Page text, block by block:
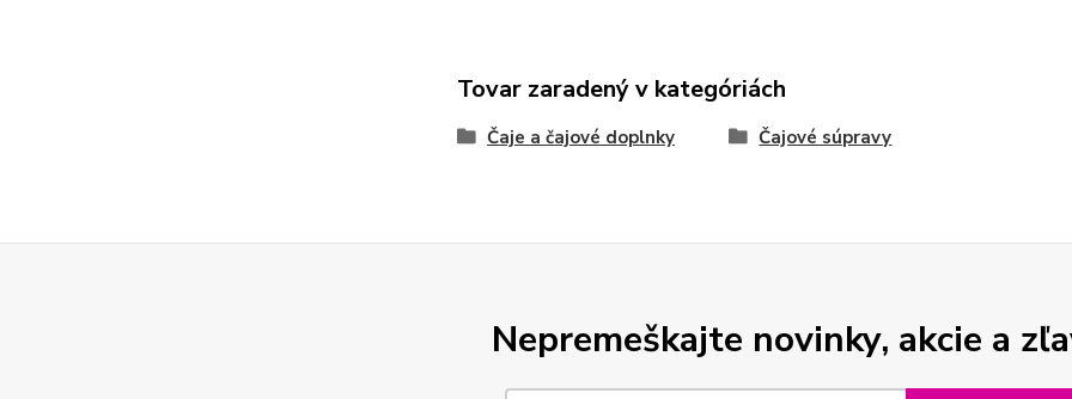
Tovar zaradený v kategóriách
Čaje a čajové doplnky Čajové súpravy
Nepremeškajte novinky, akcie a